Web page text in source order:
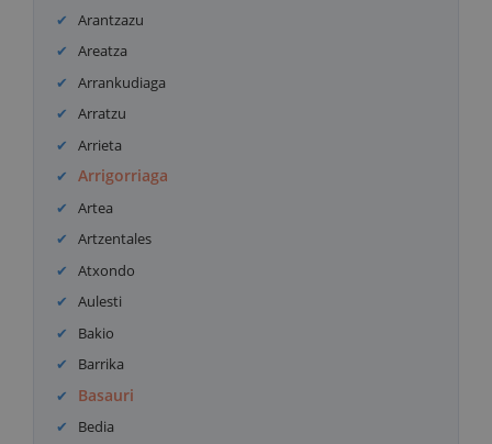
Arantzazu
Areatza
Arrankudiaga
Arratzu
Arrieta
Arrigorriaga
Artea
Artzentales
Atxondo
Aulesti
Bakio
Barrika
Basauri
Bedia